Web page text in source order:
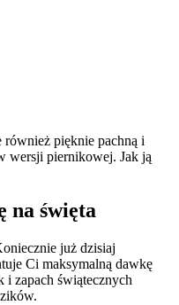
również pięknie pachną i
wersji piernikowej. Jak ją
na święta
już dzisiaj
Ci maksymalną dawkę
i zapach świątecznych